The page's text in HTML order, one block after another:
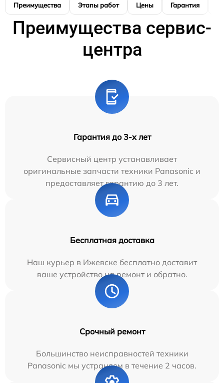
Преимущества Этапы работ Цены Гарантия
Преимущества сервис-
центра
Гарантия до 3-х лет
Сервисный центр устанавливает
оригинальные запчасти техники Panasonic и
предоставляет гарантию до 3 лет.
Бесплатная доставка
Наш курьер в Ижевске бесплатно доставит
ваше устройство на ремонт и обратно.
Срочный ремонт
Большинство неисправностей техники
Panasonic мы устраняем в течение 2 часов.